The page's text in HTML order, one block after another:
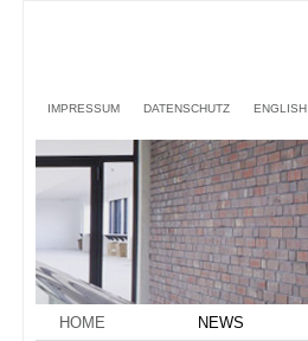
IMPRESSUM DATENSCHUTZ ENGLISH
HOME NEWS